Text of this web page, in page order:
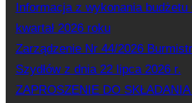
Informacja z wykonania budżetu
kwartał 2026 roku
Zarządzenie Nr 44/2026
Szydłów z dnia 22 lipca 2026 r.
ZAPROSZENIE DO